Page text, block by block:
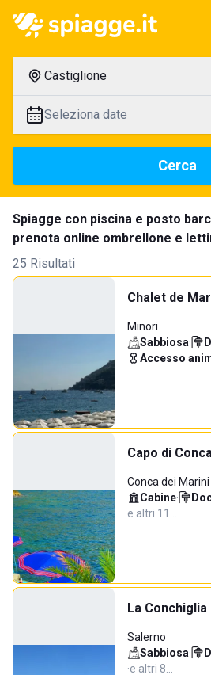
Castiglione
Seleziona date
Cerca
Spiagge con piscina e posto
prenota online ombrellone e
25 Risultati
Chalet de Mar
Minori
Sabbiosa·
Accesso
Capo di
Conca dei Marini
Cabine·
e altri 11…
La Conchiglia
Salerno
Sabbiosa·
·e altri 8…